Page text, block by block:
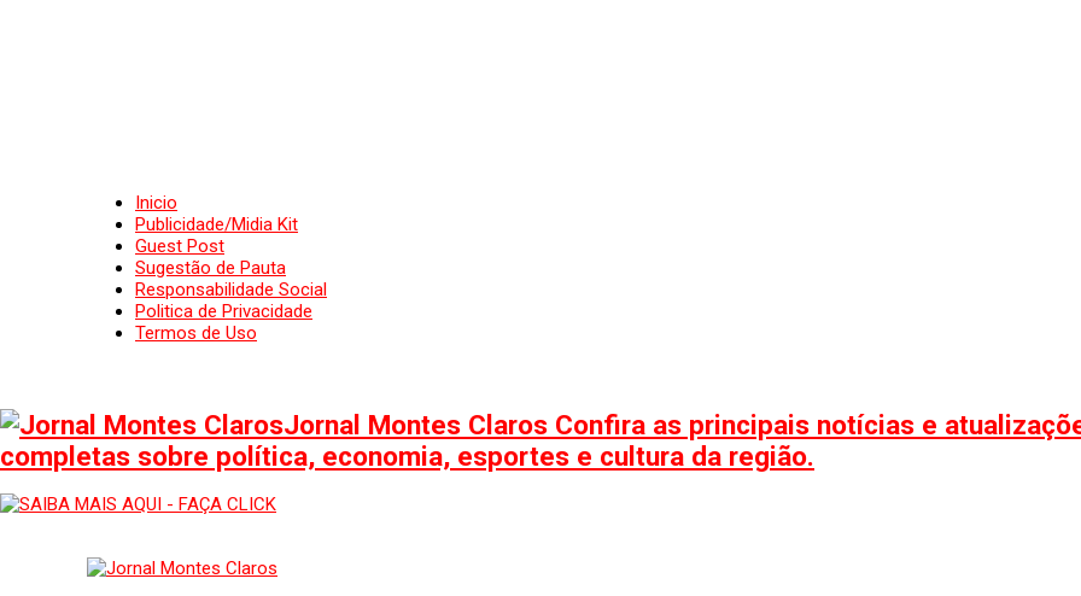
Inicio
Publicidade/Midia Kit
Guest Post
Sugestão de Pauta
Responsabilidade Social
Politica de Privacidade
Termos de Uso
Jornal Montes Claros Confira as principais notícias e
completas sobre política, economia, esportes e cultura da região.